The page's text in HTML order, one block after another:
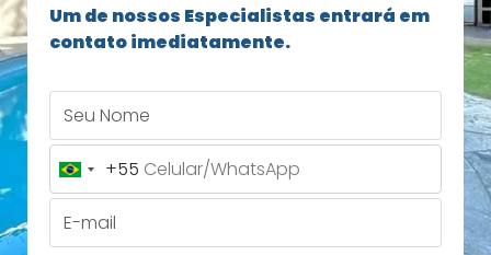
Um de nossos Especialistas entrará em
contato imediatamente.
Brazil
+55
+55